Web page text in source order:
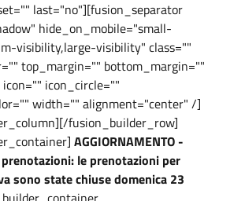
last="no"][fusion_separator
hide_on_mobile="small-
visibility,large-visibility" class=""
top_margin="" bottom_margin=""
icon_circle=""
width="" alignment="center" /]
fusion_builder_row]
AGGIORNAMENTO -
le prenotazioni per
sono state chiuse domenica 23